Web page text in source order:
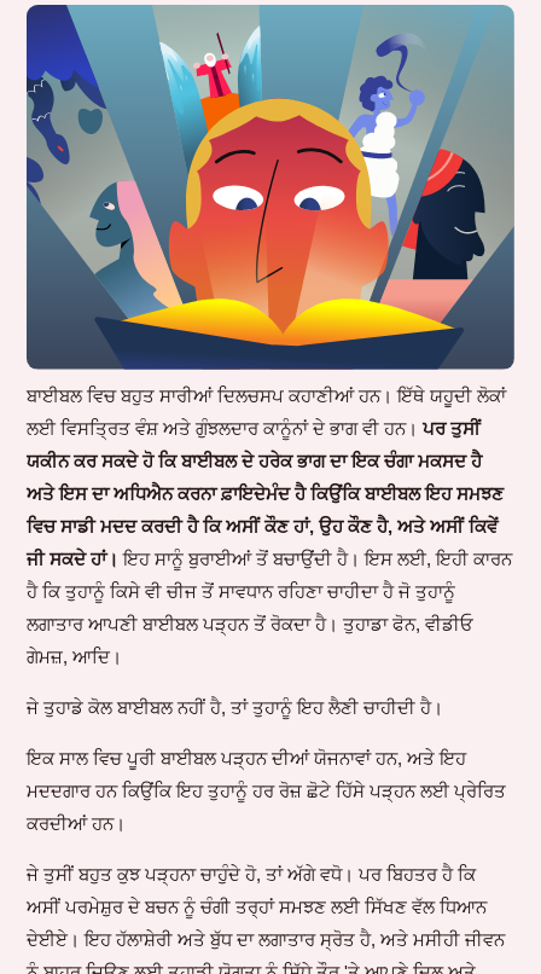
ਬਾਈਬਲ ਵਿਚ ਬਹੁਤ ਸਾਰੀਆਂ ਦਿਲਚਸਪ ਕਹਾਣੀਆਂ ਹਨ। ਇੱਥੇ ਯਹੂਦੀ ਲੋਕਾਂ
ਲਈ ਵਿਸਤ੍ਰਿਤ ਵੰਸ਼ ਅਤੇ ਗੁੰਝਲਦਾਰ ਕਾਨੂੰਨਾਂ ਦੇ ਭਾਗ ਵੀ ਹਨ।ਪਰ ਤੁਸੀਂ
ਯਕੀਨ ਕਰ ਸਕਦੇ ਹੋ ਕਿ ਬਾਈਬਲ ਦੇ ਹਰੇਕ ਭਾਗ ਦਾ ਇਕ ਚੰਗਾ ਮਕਸਦ ਹੈ
ਅਤੇ ਇਸ ਦਾ ਅਧਿਐਨ ਕਰਨਾ ਫ਼ਾਇਦੇਮੰਦ ਹੈ ਕਿਉਂਕਿ ਬਾਈਬਲ ਇਹ ਸਮਝਣ
ਵਿਚ ਸਾਡੀ ਮਦਦ ਕਰਦੀ ਹੈ ਕਿ ਅਸੀਂ ਕੌਣ ਹਾਂ, ਉਹ ਕੌਣ ਹੈ, ਅਤੇ ਅਸੀਂ ਕਿਵੇਂ
ਜੀ ਸਕਦੇ ਹਾਂ। ਇਹ ਸਾਨੂੰ ਬੁਰਾਈਆਂ ਤੋਂ ਬਚਾਉਂਦੀ ਹੈ। ਇਸ ਲਈ, ਇਹੀ ਕਾਰਨ
ਹੈ ਕਿ ਤੁਹਾਨੂੰ ਕਿਸੇ ਵੀ ਚੀਜ ਤੋਂ ਸਾਵਧਾਨ ਰਹਿਣਾ ਚਾਹੀਦਾ ਹੈ ਜੋ ਤੁਹਾਨੂੰ
ਲਗਾਤਾਰ ਆਪਣੀ ਬਾਈਬਲ ਪੜ੍ਹਨ ਤੋਂ ਰੋਕਦਾ ਹੈ। ਤੁਹਾਡਾ ਫੋਨ, ਵੀਡੀਓ
ਗੇਮਜ਼, ਆਦਿ।
ਜੇ ਤੁਹਾਡੇ ਕੋਲ ਬਾਈਬਲ ਨਹੀਂ ਹੈ, ਤਾਂ ਤੁਹਾਨੂੰ ਇਹ ਲੈਣੀ ਚਾਹੀਦੀ ਹੈ।
ਇਕ ਸਾਲ ਵਿਚ ਪੂਰੀ ਬਾਈਬਲ ਪੜ੍ਹਨ ਦੀਆਂ ਯੋਜਨਾਵਾਂ ਹਨ, ਅਤੇ ਇਹ
ਮਦਦਗਾਰ ਹਨ ਕਿਉਂਕਿ ਇਹ ਤੁਹਾਨੂੰ ਹਰ ਰੋਜ਼ ਛੋਟੇ ਹਿੱਸੇ ਪੜ੍ਹਨ ਲਈ ਪ੍ਰੇਰਿਤ
ਕਰਦੀਆਂ ਹਨ।
ਜੇ ਤੁਸੀਂ ਬਹੁਤ ਕੁਝ ਪੜ੍ਹਨਾ ਚਾਹੁੰਦੇ ਹੋ, ਤਾਂ ਅੱਗੇ ਵਧੋ। ਪਰ ਬਿਹਤਰ ਹੈ ਕਿ
ਅਸੀਂ ਪਰਮੇਸ਼ੁਰ ਦੇ ਬਚਨ ਨੂੰ ਚੰਗੀ ਤਰ੍ਹਾਂ ਸਮਝਣ ਲਈ ਸਿੱਖਣ ਵੱਲ ਧਿਆਨ
ਦੇਈਏ। ਇਹ ਹੱਲਾਸ਼ੇਰੀ ਅਤੇ ਬੁੱਧ ਦਾ ਲਗਾਤਾਰ ਸ੍ਰੋਤ ਹੈ, ਅਤੇ ਮਸੀਹੀ ਜੀਵਨ